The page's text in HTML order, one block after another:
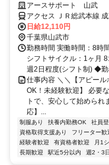
アースサポート 山武
アクセス ＪＲ総武本線
徒歩約4分、ＪＲ東金線/
日給12,110円
千葉県山武市
勤務時間 実働時間：8時
シフトサイクル：1ヶ月
週2日程度(シフト制) ◆勤
仕事内容 ＼＼【アピー
OK！未経験歓迎】 必要
トで、安心して始めら
応】...
制服あり 扶養内勤務OK 社員
資格取得支援あり
フリーター歓
経験者歓迎
有資格者歓迎 月1
長期歓迎
駅近5分以内 週2・3